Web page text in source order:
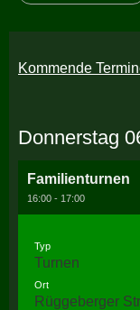
Kommende
Donnerstag
Familienturnen
16:00 - 17:00
Typ
Turnen
Ort
Rüggeberger